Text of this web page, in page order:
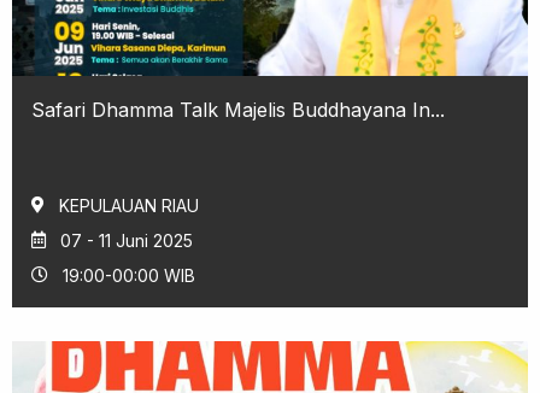
Safari Dhamma Talk Majelis Buddhayana In...
KEPULAUAN RIAU
07 - 11 Juni 2025
19:00-00:00 WIB